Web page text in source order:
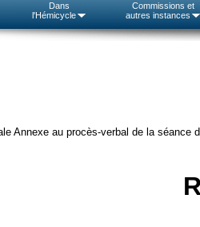
Dans
l'Hémicycle
Commissions et
autres instances
Annexe au procès-verbal de la séance